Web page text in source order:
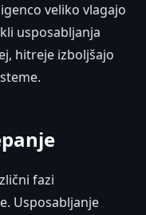
veliko vlagajo
usposabljanja
hitreje izboljšajo
fazi
Usposabljanje